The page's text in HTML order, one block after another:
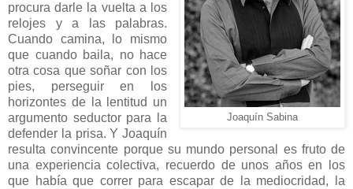
Joaquín Sabina
procura darle la vuelta a los
relojes y a las palabras.
Cuando camina, lo mismo
que cuando baila, no hace
otra cosa que soñar con los
pies, perseguir en los
horizontes de la lentitud un
argumento seductor para la
defender la prisa. Y Joaquín
resulta convincente porque su mundo personal es fruto de
una experiencia colectiva, recuerdo de unos años en los
que había que correr para escapar de la mediocridad, la